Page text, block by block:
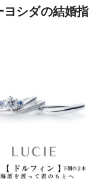
シダの結婚指